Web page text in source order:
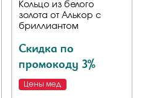
Кольцо из белого
золота от Алькор с
бриллиантом
Скидка по
промокоду 3%
Цены мед